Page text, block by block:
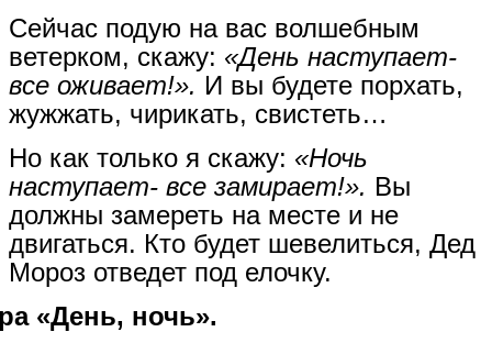
Сейчас подую на вас волшебным
ветерком, скажу: «День наступает-
все оживает!». И вы будете порхать,
жужжать, чирикать, свистеть…
Но как только я скажу: «Ночь
наступает- все замирает!». Вы
должны замереть на месте и не
двигаться. Кто будет шевелиться, Дед
Мороз отведет под елочку.
«День, ночь».